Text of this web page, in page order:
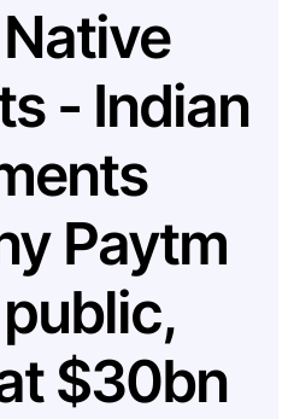
- Indian
Paytm
$30bn